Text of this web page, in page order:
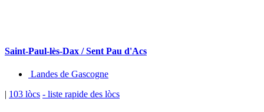
Saint-Paul-lès-Dax / Sent Pau d'Acs
Landes de Gascogne
| 103 lòcs - liste rapide des lòcs